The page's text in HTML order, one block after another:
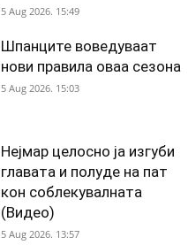
5 Aug 2026. 15:49
Шпанците воведуваат
нови правила оваа сезона
5 Aug 2026. 15:03
Нејмар целосно ја изгуби
главата и полуде на пат
кон соблекувалната
(Видео)
5 Aug 2026. 13:57